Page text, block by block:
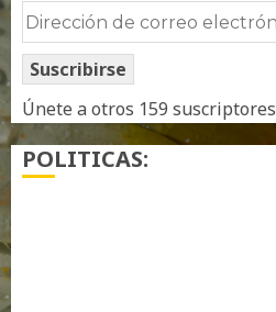
Dirección
de
correo
electrónico
Suscribirse
Únete a otros 159 suscriptores
POLITICAS: